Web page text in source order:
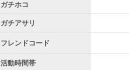
ガチホコ
ガチアサリ
フレンドコード
活動時間帯